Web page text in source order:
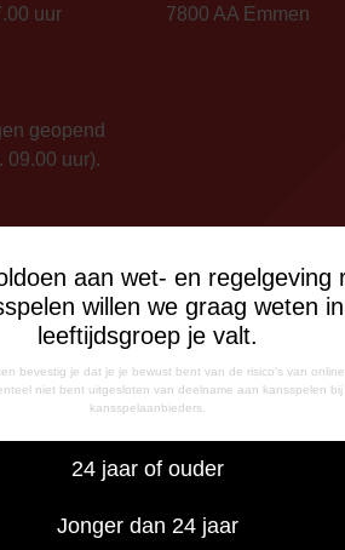
aan wet- en regelgeving
willen we graag weten
leeftijdsgroep je valt.
bevestig je dat je je bewust bent van de risico's van
niet bent uitgesloten van deelname aan kansspelen bij
kansspelaanbieders.
24 jaar of ouder
Jonger dan 24 jaar
uur
geopend
09.00 uur).
op:
bereikbaar
7800 AA Emmen